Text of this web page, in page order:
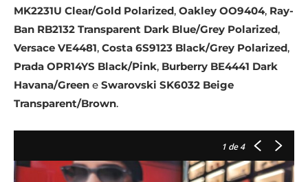
MK2231U Clear/Gold Polarized, Oakley OO9404, Ray-
Ban RB2132 Transparent Dark Blue/Grey Polarized,
Versace VE4481, Costa 6S9123 Black/Grey Polarized,
Prada OPR14YS Black/Pink, Burberry BE4441 Dark
Havana/Green e Swarovski SK6032 Beige
Transparent/Brown.
1 de 4